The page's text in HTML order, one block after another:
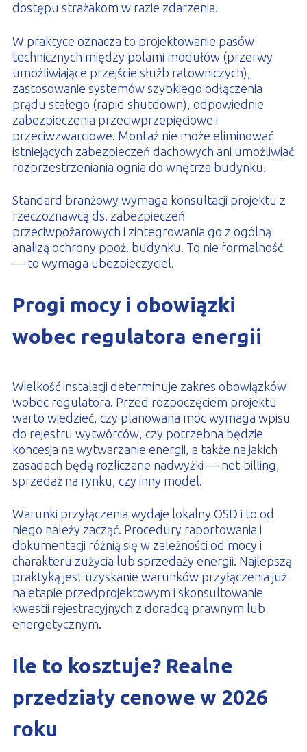
dostępu strażakom w razie zdarzenia.
W praktyce oznacza to projektowanie pasów
technicznych między polami modułów (przerwy
umożliwiające przejście służb ratowniczych),
zastosowanie systemów szybkiego odłączenia
prądu stałego (rapid shutdown), odpowiednie
zabezpieczenia przeciwprzepięciowe i
przeciwzwarciowe. Montaż nie może eliminować
istniejących zabezpieczeń dachowych ani umożliwiać
rozprzestrzeniania ognia do wnętrza budynku.
Standard branżowy wymaga konsultacji projektu z
rzeczoznawcą ds. zabezpieczeń
przeciwpożarowych i zintegrowania go z ogólną
analizą ochrony ppoż. budynku. To nie formalność
— to wymaga ubezpieczyciel.
Progi mocy i obowiązki
wobec regulatora energii
Wielkość instalacji determinuje zakres obowiązków
wobec regulatora. Przed rozpoczęciem projektu
warto wiedzieć, czy planowana moc wymaga wpisu
do rejestru wytwórców, czy potrzebna będzie
koncesja na wytwarzanie energii, a także na jakich
zasadach będą rozliczane nadwyżki — net-billing,
sprzedaż na rynku, czy inny model.
Warunki przyłączenia wydaje lokalny OSD i to od
niego należy zacząć. Procedury raportowania i
dokumentacji różnią się w zależności od mocy i
charakteru zużycia lub sprzedaży energii. Najlepszą
praktyką jest uzyskanie warunków przyłączenia już
na etapie przedprojektowym i skonsultowanie
kwestii rejestracyjnych z doradcą prawnym lub
energetycznym.
Ile to kosztuje? Realne
przedziały cenowe w 2026
roku